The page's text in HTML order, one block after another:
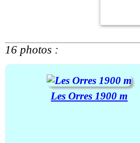
16 photos :
Les Orres 1900 m